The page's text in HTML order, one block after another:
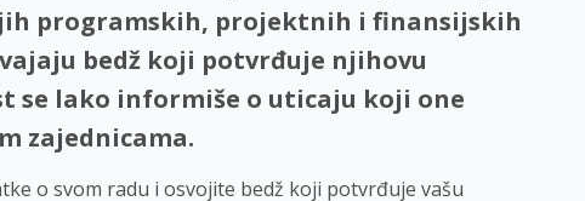
programskih, projektnih i finansijskih
bedž koji potvrđuje njihovu
se lako informiše o uticaju koji one
zajednicama.
o svom radu i osvojite bedž koji potvrđuje vašu